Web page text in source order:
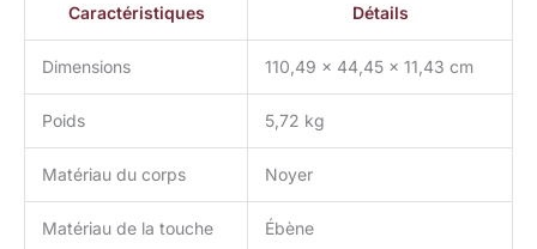
Caractéristiques Détails
Dimensions 110,49 x 44,45 x 11,43 cm
Poids 5,72 kg
Matériau du corps Noyer
Matériau de la touche Ébène